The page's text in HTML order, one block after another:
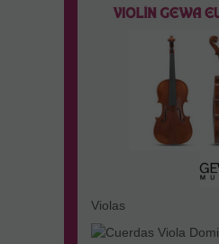
Violas